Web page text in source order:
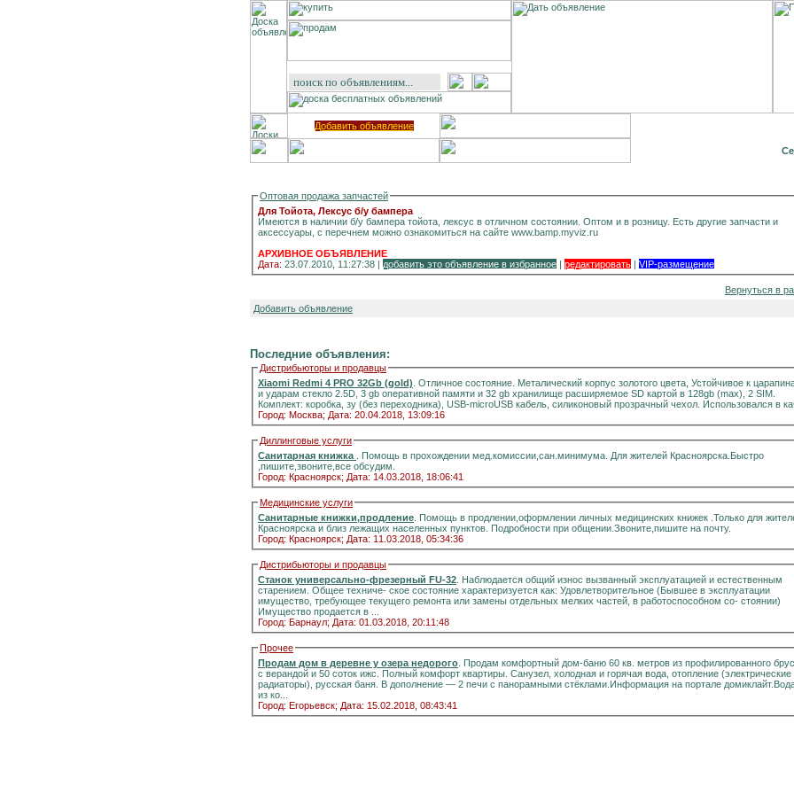
Добавить объявление
Оптовая продажа запчастей
Для Тойота, Лексус б/у бампера
Имеются в наличии б/у бампера тойота, лексус в отличном состоянии. Оптом и в розницу. Есть другие запчасти и
аксессуары, с перечнем можно ознакомиться на сайте www.bamp.myviz.ru
АРХИВНОЕ ОБЪЯВЛЕНИЕ
Дата: 23.07.2010, 11:27:38 | добавить это объявление в избранное | редактировать | VIP-размещение
Вернуться в
Добавить объявление
Последние объявления:
Дистрибьюторы и продавцы
Xiaomi Redmi 4 PRO 32Gb (gold) . Отличное состояние. Металический корпус золотого цвета, Устойчивое к
и ударам стекло 2.5D, 3 gb оперативной памяти и 32 gb хранилище расширяемое SD картой в 128gb (max), 2 SIM.
Комплект: коробка, зу (без переходника), USB-microUSB кабель, силиконовый прозрачный чехол. Использовался в
Город: Москва; Дата: 20.04.2018, 13:09:16
Диллинговые услуги
Санитарная книжка
. Помощь в прохождении мед.комиссии,сан.минимума. Для жителей Красноярска.Быстро
,пишите,звоните,все обсудим.
Город: Красноярск; Дата: 14.03.2018, 18:06:41
Медицинские услуги
Санитарные книжки,продление . Помощь в продлении,оформлении личных медицинских книжек .Только для
Красноярска и близ лежащих населенных пунктов. Подробности при общении.Звоните,пишите на почту.
Город: Красноярск; Дата: 11.03.2018, 05:34:36
Дистрибьюторы и продавцы
Станок универсально-фрезерный FU-32 . Наблюдается общий износ вызванный эксплуатацией и естественным
старением. Общее техниче- ское состояние характеризуется как: Удовлетворительное (Бывшее в эксплуатации
имущество, требующее текущего ремонта или замены отдельных мелких частей, в работоспособном со- стоянии)
Имущество продается в ...
Город: Барнаул; Дата: 01.03.2018, 20:11:48
Прочее
Продам дом в деревне у озера недорого . Продам комфортный дом-баню 60 кв. метров из профилированного бруса
с верандой и 50 соток ижс. Полный комфорт квартиры. Санузел, холодная и горячая вода, отопление (электрические
радиаторы), русская баня. В дополнение — 2 печи с панорамными стёклами.Информация на портале домиклайт.Вода
из ко...
Город: Егорьевск; Дата: 15.02.2018, 08:43:41